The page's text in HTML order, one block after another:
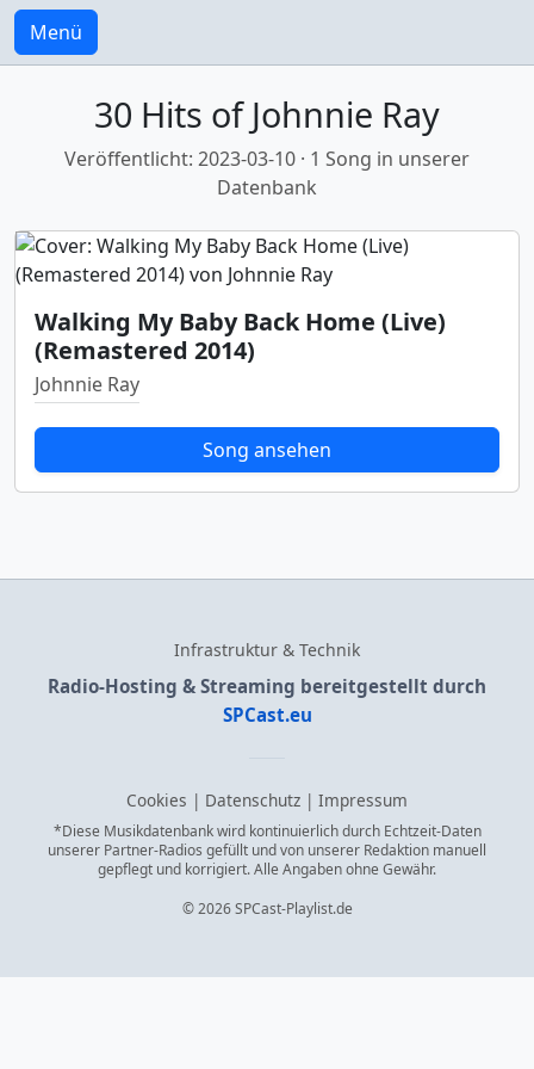
Menü
30 Hits of Johnnie Ray
Veröffentlicht: 2023-03-10 · 1 Song in unserer
Datenbank
Walking My Baby Back Home (Live)
(Remastered 2014)
Johnnie Ray
Song ansehen
Infrastruktur & Technik
Radio-Hosting & Streaming bereitgestellt durch
SPCast.eu
Cookies | Datenschutz | Impressum
*Diese Musikdatenbank wird kontinuierlich durch Echtzeit-Daten
unserer Partner-Radios gefüllt und von unserer Redaktion manuell
gepflegt und korrigiert. Alle Angaben ohne Gewähr.
© 2026 SPCast-Playlist.de